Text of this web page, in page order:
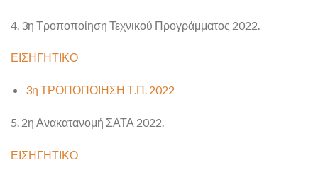
4. 3η Τροποποίηση Τεχνικού Προγράμματος 2022.
ΕΙΣΗΓΗΤΙΚΟ
3η ΤΡΟΠΟΠΟΙΗΣΗ Τ.Π. 2022
5. 2η Ανακατανομή ΣΑΤΑ 2022.
ΕΙΣΗΓΗΤΙΚΟ